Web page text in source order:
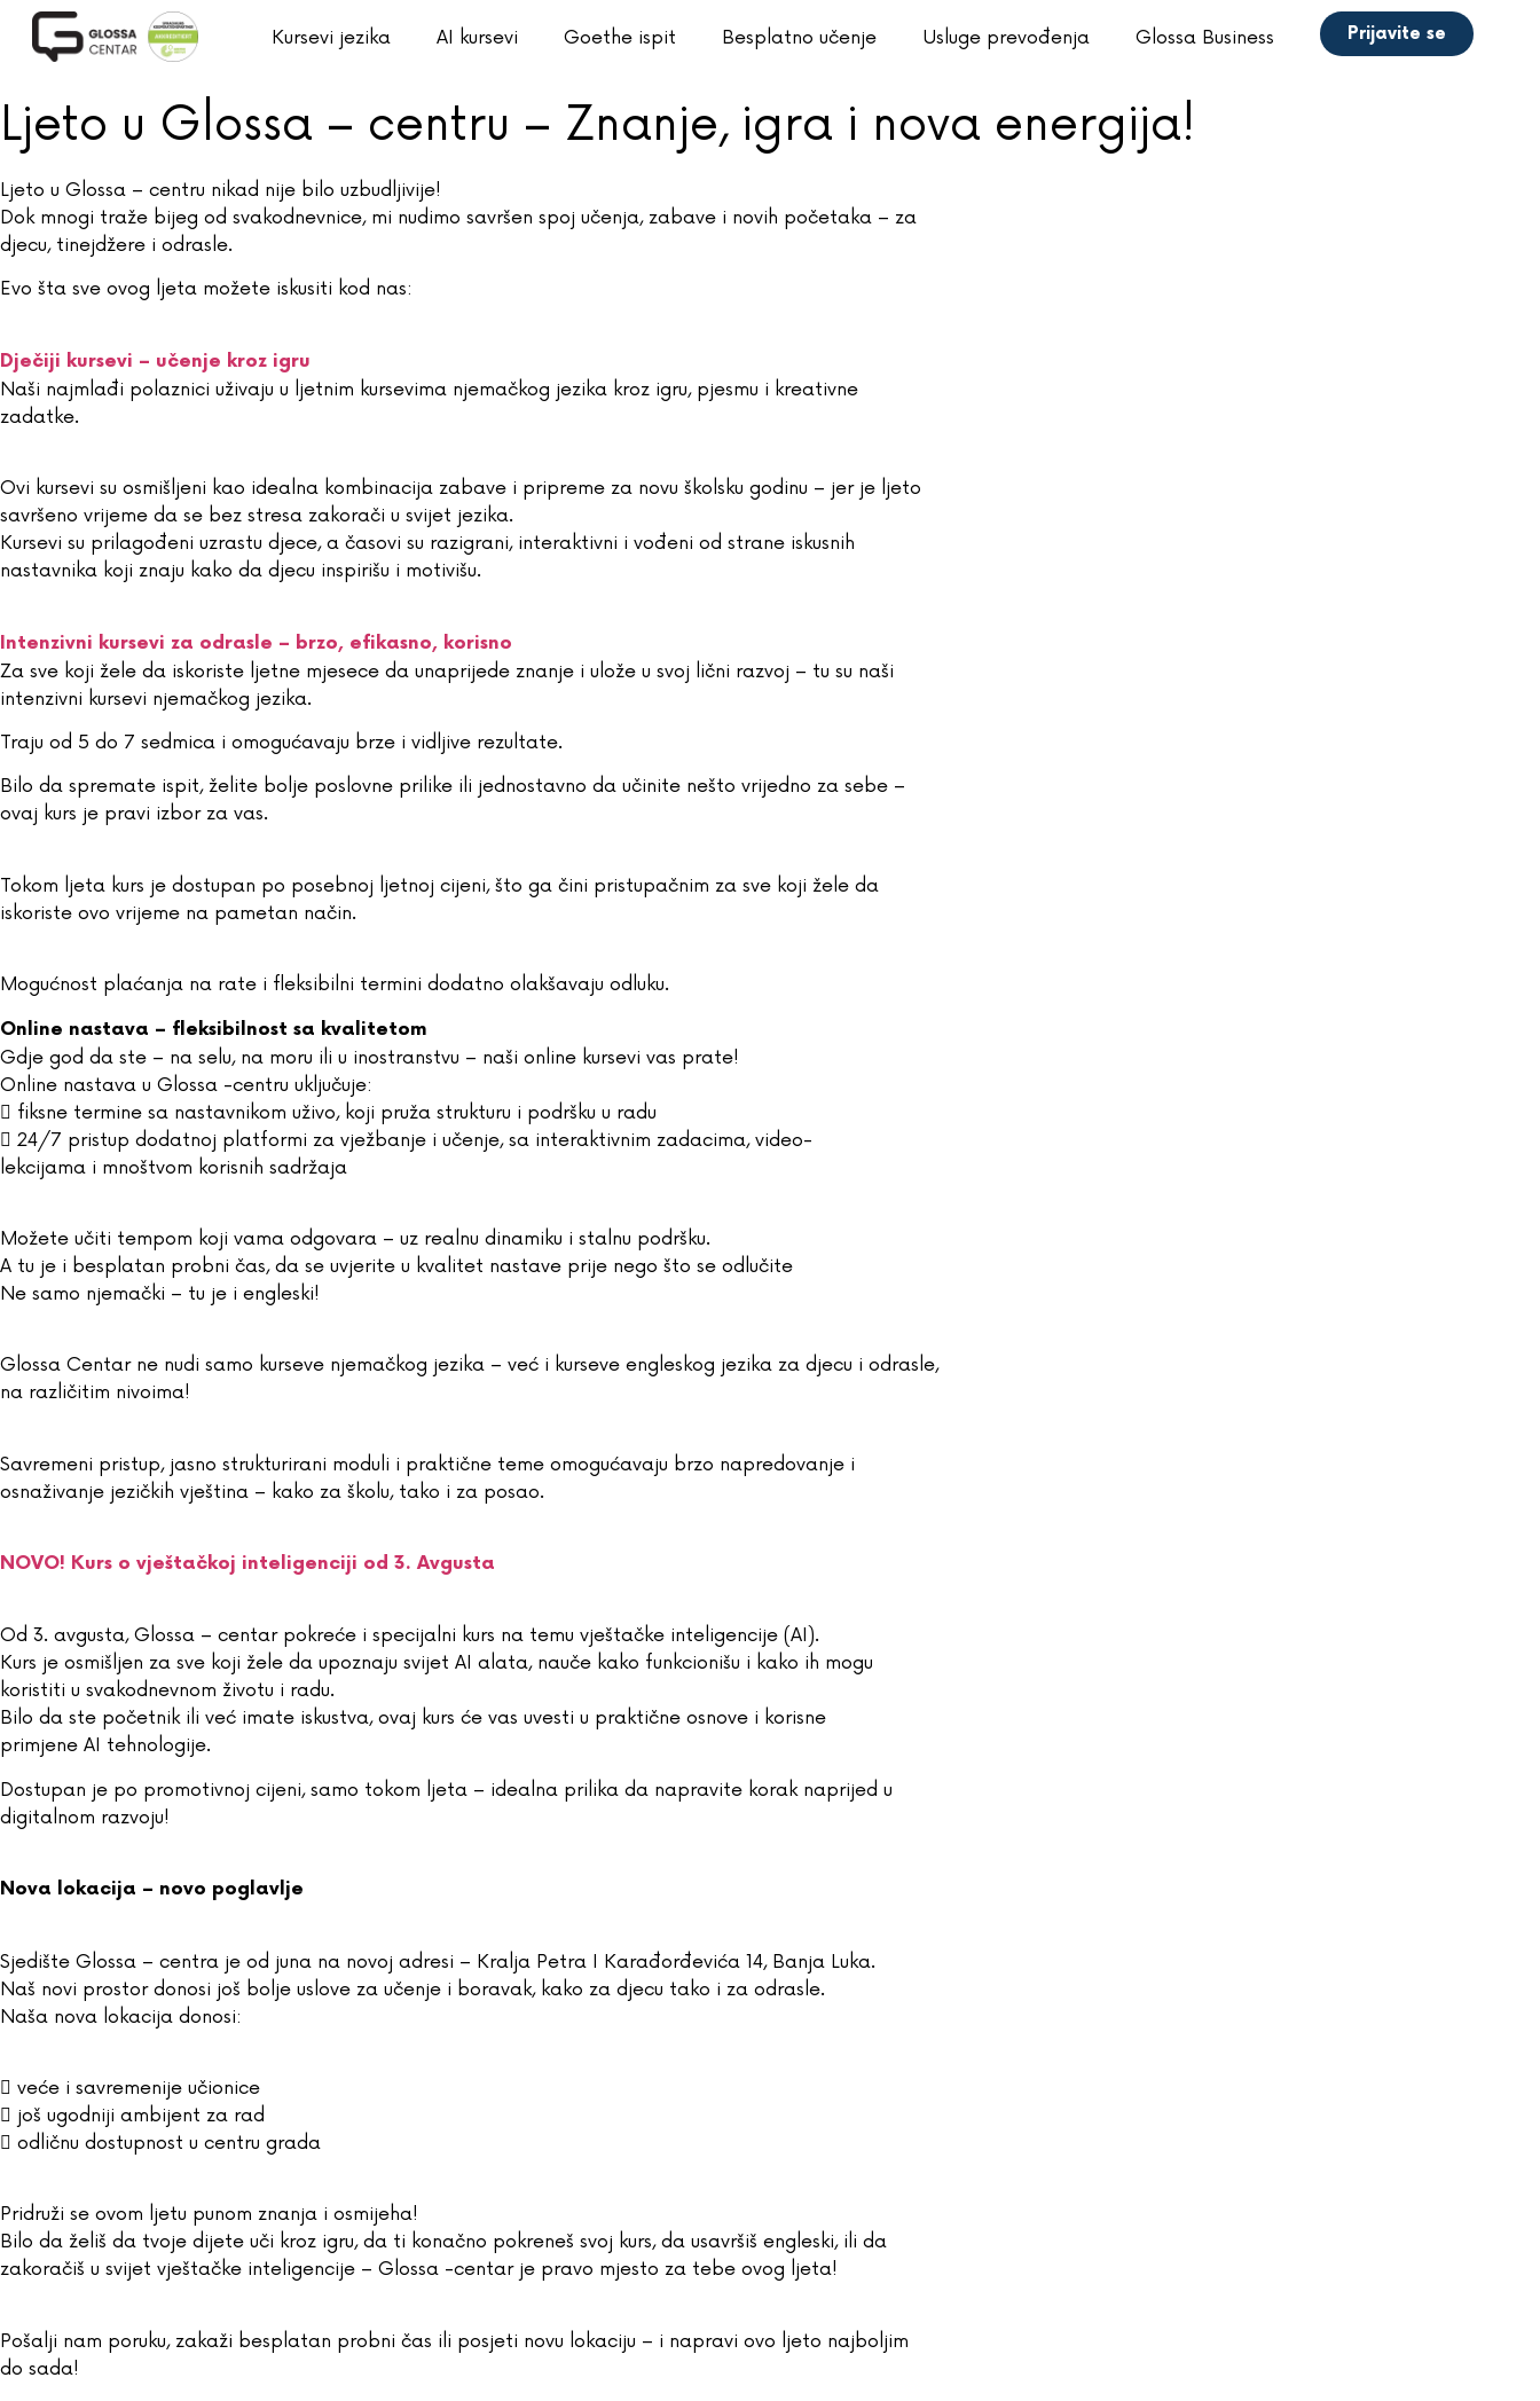
Kursevi jezika AI kursevi Goethe ispit Besplatno učenje Usluge prevođenja Glossa Business Prijavite se
Ljeto u Glossa – centru – Znanje, igra i nova energija!
Ljeto u Glossa – centru nikad nije bilo uzbudljivije!
Dok mnogi traže bijeg od svakodnevnice, mi nudimo savršen spoj učenja, zabave i novih početaka – za
djecu, tinejdžere i odrasle.
Evo šta sve ovog ljeta možete iskusiti kod nas:
Dječiji kursevi – učenje kroz igru
Naši najmlađi polaznici uživaju u ljetnim kursevima njemačkog jezika kroz igru, pjesmu i kreativne
zadatke.
Ovi kursevi su osmišljeni kao idealna kombinacija zabave i pripreme za novu školsku godinu – jer je ljeto
savršeno vrijeme da se bez stresa zakorači u svijet jezika.
Kursevi su prilagođeni uzrastu djece, a časovi su razigrani, interaktivni i vođeni od strane iskusnih
nastavnika koji znaju kako da djecu inspirišu i motivišu.
Intenzivni kursevi za odrasle – brzo, efikasno, korisno
Za sve koji žele da iskoriste ljetne mjesece da unaprijede znanje i ulože u svoj lični razvoj – tu su naši
intenzivni kursevi njemačkog jezika.
Traju od 5 do 7 sedmica i omogućavaju brze i vidljive rezultate.
Bilo da spremate ispit, želite bolje poslovne prilike ili jednostavno da učinite nešto vrijedno za sebe –
ovaj kurs je pravi izbor za vas.
Tokom ljeta kurs je dostupan po posebnoj ljetnoj cijeni, što ga čini pristupačnim za sve koji žele da
iskoriste ovo vrijeme na pametan način.
Mogućnost plaćanja na rate i fleksibilni termini dodatno olakšavaju odluku.
Online nastava – fleksibilnost sa kvalitetom
Gdje god da ste – na selu, na moru ili u inostranstvu – naši online kursevi vas prate!
Online nastava u Glossa -centru uključuje:
 fiksne termine sa nastavnikom uživo, koji pruža strukturu i podršku u radu
 24/7 pristup dodatnoj platformi za vježbanje i učenje, sa interaktivnim zadacima, video-
lekcijama i mnoštvom korisnih sadržaja
Možete učiti tempom koji vama odgovara – uz realnu dinamiku i stalnu podršku.
A tu je i besplatan probni čas, da se uvjerite u kvalitet nastave prije nego što se odlučite
Ne samo njemački – tu je i engleski!
Glossa Centar ne nudi samo kurseve njemačkog jezika – već i kurseve engleskog jezika za djecu i odrasle,
na različitim nivoima!
Savremeni pristup, jasno strukturirani moduli i praktične teme omogućavaju brzo napredovanje i
osnaživanje jezičkih vještina – kako za školu, tako i za posao.
NOVO! Kurs o vještačkoj inteligenciji od 3. Avgusta
Od 3. avgusta, Glossa – centar pokreće i specijalni kurs na temu vještačke inteligencije (AI).
Kurs je osmišljen za sve koji žele da upoznaju svijet AI alata, nauče kako funkcionišu i kako ih mogu
koristiti u svakodnevnom životu i radu.
Bilo da ste početnik ili već imate iskustva, ovaj kurs će vas uvesti u praktične osnove i korisne
primjene AI tehnologije.
Dostupan je po promotivnoj cijeni, samo tokom ljeta – idealna prilika da napravite korak naprijed u
digitalnom razvoju!
Nova lokacija – novo poglavlje
Sjedište Glossa – centra je od juna na novoj adresi – Kralja Petra I Karađorđevića 14, Banja Luka.
Naš novi prostor donosi još bolje uslove za učenje i boravak, kako za djecu tako i za odrasle.
Naša nova lokacija donosi:
 veće i savremenije učionice
 još ugodniji ambijent za rad
 odličnu dostupnost u centru grada
Pridruži se ovom ljetu punom znanja i osmijeha!
Bilo da želiš da tvoje dijete uči kroz igru, da ti konačno pokreneš svoj kurs, da usavršiš engleski, ili da
zakoračiš u svijet vještačke inteligencije – Glossa -centar je pravo mjesto za tebe ovog ljeta!
Pošalji nam poruku, zakaži besplatan probni čas ili posjeti novu lokaciju – i napravi ovo ljeto najboljim
do sada!